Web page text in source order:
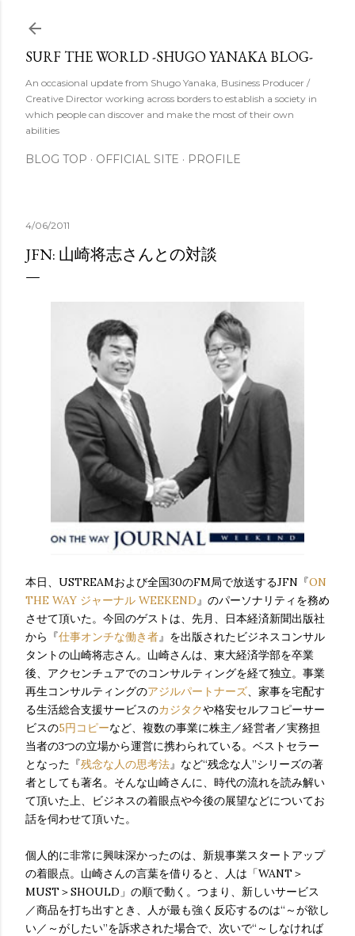
SURF THE WORLD -SHUGO YANAKA BLOG-
An occasional update from Shugo Yanaka, Business Producer /
Creative Director working across borders to establish a society in
which people can discover and make the most of their own
abilities
BLOG TOP OFFICIAL SITE PROFILE
4/06/2011
JFN: 山崎将志さんとの対談
本日、USTREAMおよび全国30のFM局で放送するJFN『ON
THE WAY ジャーナル WEEKEND』のパーソナリティを務め
させて頂いた。今回のゲストは、先月、日本経済新聞出版社
から『仕事オンチな働き者』を出版されたビジネスコンサル
タントの山崎将志さん。山崎さんは、東大経済学部を卒業
後、アクセンチュアでのコンサルティングを経て独立。事業
再生コンサルティングのアジルパートナーズ、家事を宅配す
る生活総合支援サービスのカジタクや格安セルフコピーサー
ビスの5円コピーなど、複数の事業に株主／経営者／実務担
当者の3つの立場から運営に携わられている。ベストセラー
となった『残念な人の思考法』など“残念な人”シリーズの著
者としても著名。そんな山崎さんに、時代の流れを読み解い
て頂いた上、ビジネスの着眼点や今後の展望などについてお
話を伺わせて頂いた。
個人的に非常に興味深かったのは、新規事業スタートアップ
の着眼点。山崎さんの言葉を借りると、人は「WANT＞
MUST＞SHOULD」の順で動く。つまり、新しいサービス
／商品を打ち出すとき、人が最も強く反応するのは“～が欲し
い／～がしたい”を訴求された場合で、次いで“～しなければ